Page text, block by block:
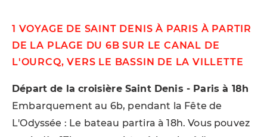
1 VOYAGE DE SAINT DENIS À PARIS À PARTIR
DE LA PLAGE DU 6B SUR LE CANAL DE
L'OURCQ, VERS LE BASSIN DE LA VILLETTE
Départ de la croisière Saint Denis - Paris à 18h
Embarquement au 6b, pendant la Fête de
L'Odyssée : Le bateau partira à 18h. Vous pouvez